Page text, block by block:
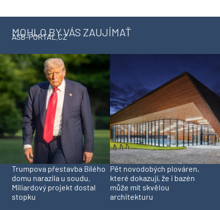
MOHLO BY VÁS ZAUJÍMAŤ
ASB-PORTAL.CZ
Trumpova přestavba Bílého
domu narazila u soudu.
Miliardový projekt dostal
stopku
Pět novodobých plováren,
které dokazují, že i bazén
může mít skvělou
architekturu